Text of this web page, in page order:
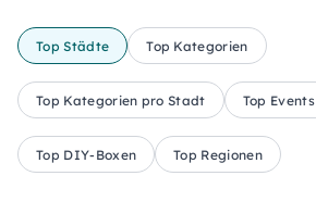
Top Städte Top Kategorien
Top Kategorien pro Stadt Top Events
Top DIY-Boxen Top Regionen